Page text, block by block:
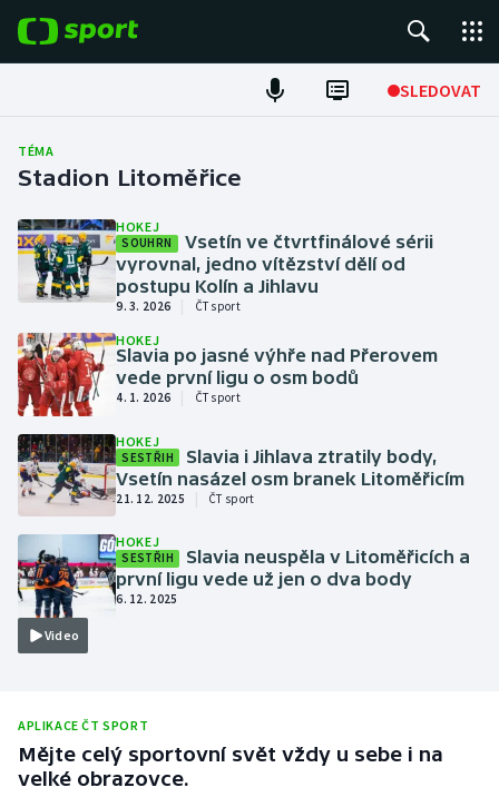
SLEDOVAT
Fotbal
Tenis
Atletika
Cyklistika
DALŠÍ SPORTY
Americký fotbal
Baseball a softbal
Basketbal
Biatlon
Box
Curling
NEPŘEHLÉDNĚTE
Soutěže
Historické návraty
Aplikace ČT sport
TÉMA
Stadion Litoměřice
HOKEJ
SOUHRN
Vsetín ve čtvrtfinálové sérii
vyrovnal, jedno vítězství dělí od
postupu Kolín a Jihlavu
9. 3. 2026 ČT sport
HOKEJ
Slavia po jasné výhře nad Přerovem
vede první ligu o osm bodů
4. 1. 2026 ČT sport
HOKEJ
SESTŘIH
Slavia i Jihlava ztratily body,
Vsetín nasázel osm branek Litoměřicím
21. 12. 2025 ČT sport
Video
HOKEJ
SESTŘIH
Slavia neuspěla v Litoměřicích a
první ligu vede už jen o dva body
6. 12. 2025
APLIKACE ČT SPORT
Mějte celý sportovní svět vždy u sebe i na
velké obrazovce.